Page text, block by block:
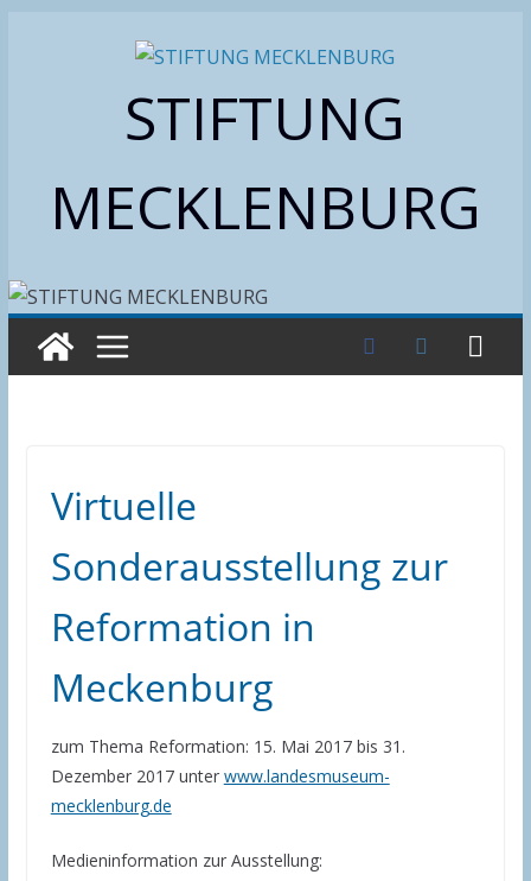
STIFTUNG
MECKLENBURG
Virtuelle
Sonderausstellung zur
Reformation in
Meckenburg
zum Thema Reformation: 15. Mai 2017 bis 31.
Dezember 2017 unter www.landesmuseum-
mecklenburg.de
Medieninformation zur Ausstellung: